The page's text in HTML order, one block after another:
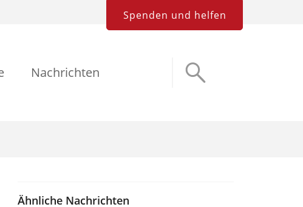
Spenden und helfen
Nachrichten
Ähnliche Nachrichten